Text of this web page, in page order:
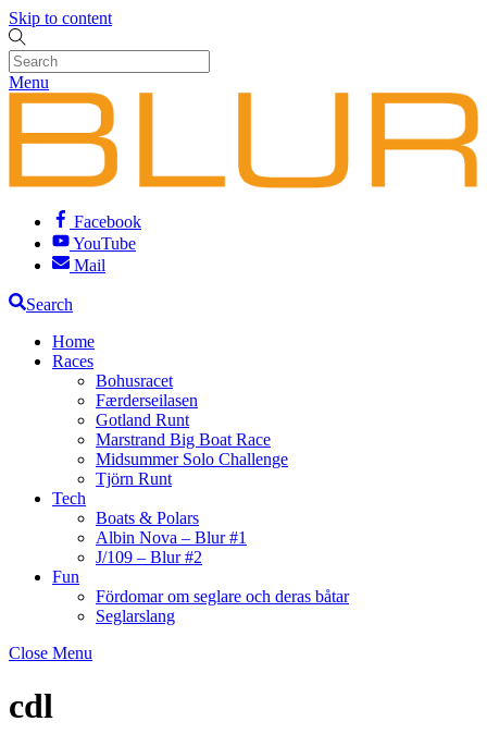
Skip to content
Menu
Facebook
YouTube
Mail
Search
Home
Races
Bohusracet
Færderseilasen
Gotland Runt
Marstrand Big Boat Race
Midsummer Solo Challenge
Tjörn Runt
Tech
Boats & Polars
Albin Nova – Blur #1
J/109 – Blur #2
Fun
Fördomar om seglare och deras båtar
Seglarslang
Close Menu
cdl